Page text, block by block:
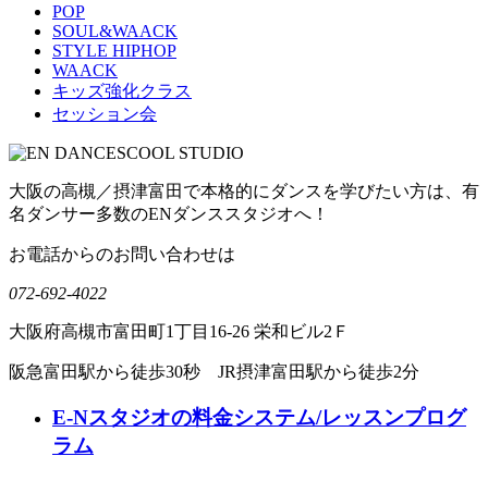
POP
SOUL&WAACK
STYLE HIPHOP
WAACK
キッズ強化クラス
セッション会
大阪の高槻／摂津富田で本格的にダンスを学びたい方は、有
名ダンサー多数のENダンススタジオへ！
お電話からのお問い合わせは
072-692-4022
大阪府高槻市富田町1丁目16-26 栄和ビル2Ｆ
阪急富田駅から徒歩30秒 JR摂津富田駅から徒歩2分
E-Nスタジオの料金システム/レッスンプログ
ラム